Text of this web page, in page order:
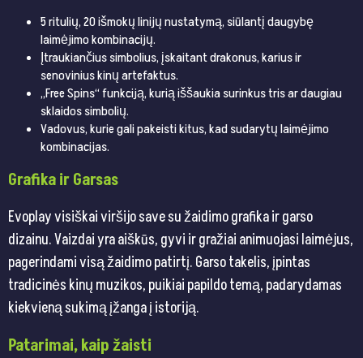
5 ritulių, 20 išmokų linijų nustatymą, siūlantį daugybę
laimėjimo kombinacijų.
Įtraukiančius simbolius, įskaitant drakonus, karius ir
senovinius kinų artefaktus.
„Free Spins“ funkciją, kurią iššaukia surinkus tris ar daugiau
sklaidos simbolių.
Vadovus, kurie gali pakeisti kitus, kad sudarytų laimėjimo
kombinacijas.
Grafika ir Garsas
Evoplay visiškai viršijo save su žaidimo grafika ir garso
dizainu. Vaizdai yra aiškūs, gyvi ir gražiai animuojasi laimėjus,
pagerindami visą žaidimo patirtį. Garso takelis, įpintas
tradicinės kinų muzikos, puikiai papildo temą, padarydamas
kiekvieną sukimą įžanga į istoriją.
Patarimai, kaip žaisti